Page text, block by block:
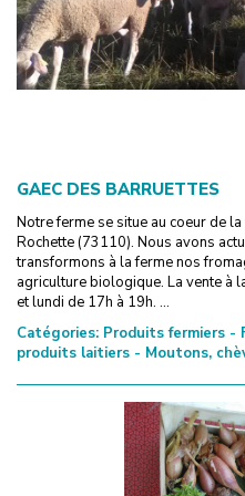
GAEC DES BARRUETTES
Notre ferme se situe au coeur de
Rochette (73110). Nous avons
transformons à la ferme nos
agriculture biologique. La vente à
et lundi de 17h à 19h. ...
Catégories: Produits fermiers -
produits laitiers - Moutons,